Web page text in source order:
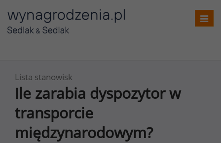
Lista stanowisk
Ile zarabia dyspozytor w
transporcie
międzynarodowym?